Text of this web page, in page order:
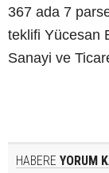
367 ada 7
teklifi Yücesan
Sanayi ve
HABERE YORUM